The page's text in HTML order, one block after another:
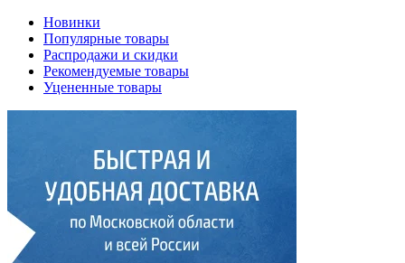
Новинки
Популярные товары
Распродажи и скидки
Рекомендуемые товары
Уцененные товары